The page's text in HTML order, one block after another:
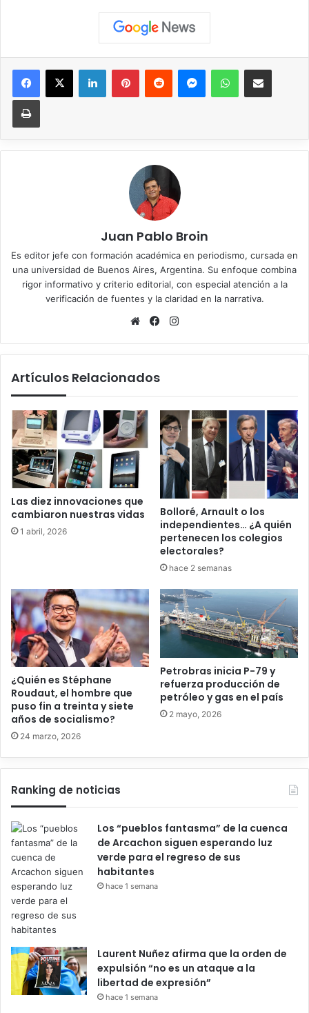
Facebook
X LinkedInPinterestReddit MessengerWhatsAppCompartir vía correo
Imprimir
Juan Pablo Broin
Es editor jefe con formación académica en periodismo, cursada en
una universidad de Buenos Aires, Argentina. Su enfoque combina
rigor informativo y criterio editorial, con especial atención a la
verificación de fuentes y la claridad en la narrativa.
Sitio
Facebook
Artículos Relacionados
Las diez innovaciones que
cambiaron nuestras vidas
1 abril, 2026
Bolloré, Arnault o los
independientes… ¿A quién
pertenecen los colegios
electorales?
hace 2 semanas
¿Quién es Stéphane
Roudaut, el hombre que
puso fin a treinta y siete
años de socialismo?
24 marzo, 2026
Petrobras inicia P-79 y
refuerza producción de
petróleo y gas en el país
2 mayo, 2026
Ranking de noticias
Los “pueblos fantasma” de la cuenca
de Arcachon siguen esperando luz
verde para el regreso de sus
habitantes
hace 1 semana
Laurent Nuñez afirma que la orden de
expulsión “no es un ataque a la
libertad de expresión”
hace 1 semana